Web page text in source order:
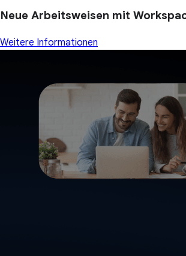
Neue Arbeitsweisen mit
Weitere Informationen